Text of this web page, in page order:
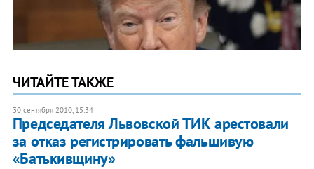
ЧИТАЙТЕ ТАКЖЕ
30 сентября 2010, 15:34
Председателя Львовской ТИК арестовали
за отказ регистрировать фальшивую
«Батькивщину»